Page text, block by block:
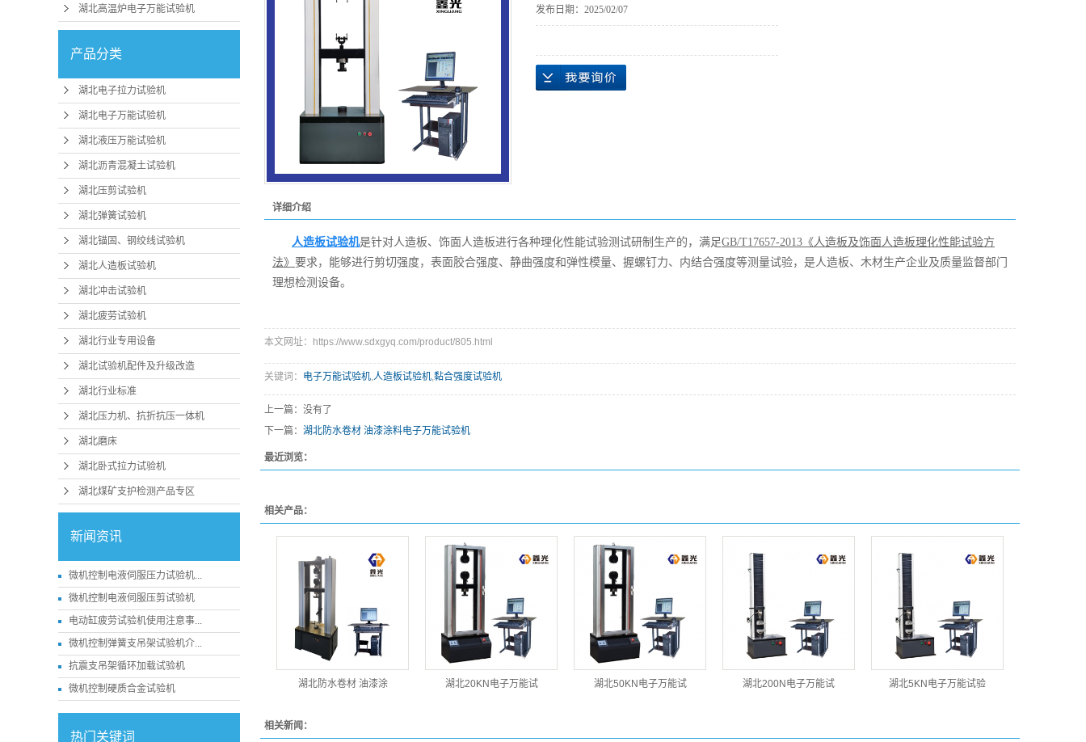
湖北卧式拉力试验机
湖北煤矿支护检测产品专区
湖北高温炉电子万能试验机
产品分类
湖北电子拉力试验机
湖北电子万能试验机
湖北液压万能试验机
湖北沥青混凝土试验机
湖北压剪试验机
湖北弹簧试验机
湖北锚固、钢绞线试验机
湖北人造板试验机
湖北冲击试验机
湖北疲劳试验机
湖北行业专用设备
湖北试验机配件及升级改造
湖北行业标准
湖北压力机、抗折抗压一体机
湖北磨床
湖北卧式拉力试验机
湖北煤矿支护检测产品专区
新闻资讯
微机控制电液伺服压力试验机...
微机控制电液伺服压剪试验机
电动缸疲劳试验机使用注意事...
微机控制弹簧支吊架试验机介...
抗震支吊架循环加载试验机
微机控制硬质合金试验机
热门关键词
发布日期： 2025/02/07
详细介绍
人造板试验机是针对人造板、饰面人造板进行各种理化性能试验测试研制生产的，满足GB/T17657-2013《人造板及饰面人造板理化性能试验方
法》 要求，能够进行剪切强度，表面胶合强度、静曲强度和弹性模量、握螺钉力、内结合强度等测量试验，是人造板、木材生产企业及质量监督部门
理想检测设备。
本文网址：https://www.sdxgyq.com/product/805.html
关键词： 电子万能试验机,人造板试验机,黏合强度试验机
上一篇：没有了
下一篇： 湖北防水卷材 油漆涂料电子万能试验机
最近浏览：
相关产品：
湖北防水卷材 油漆涂 湖北20KN电子万能试 湖北50KN电子万能试 湖北200N电子万能试 湖北5KN电子万能试验
相关新闻：